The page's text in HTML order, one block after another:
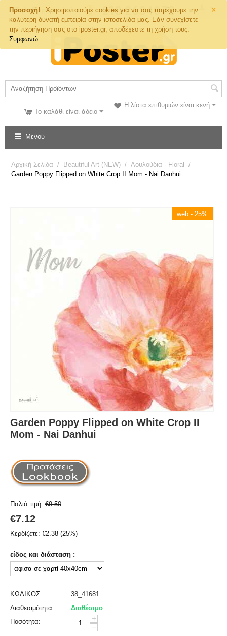
×
Προσοχή!
Χρησιμοποιούμε cookies για να σας παρέχουμε την
καλύτερη δυνατή εμπειρία στην ιστοσελίδα μας. Εάν συνεχίσετε
την περιήγηση σας στο iposter.gr, αποδέχεστε τη χρήση τους.
Συμφωνώ
Τηλ. Παραγγελιών
Η λίστα επιθυμιών είναι κενή
Το καλάθι είναι άδειο
Μενού
Αρχική Σελίδα / Beautiful Art (NEW) / Λουλούδια - Floral
/
Garden Poppy Flipped on White Crop II Mom - Nai Danhui
web - 25%
Garden Poppy Flipped on White Crop II
Mom - Nai Danhui
Παλιά τιμή: €9.50
€7.12
Κερδίζετε: €2.38 (25%)
είδος και διάσταση :
ΚΩΔΙΚΟΣ:
38_41681
Διαθεσιμότητα:
Διαθέσιμο
Ποσότητα:
+
−